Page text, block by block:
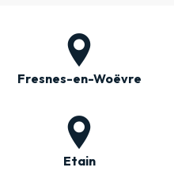
Fresnes-en-Woëvre
Etain